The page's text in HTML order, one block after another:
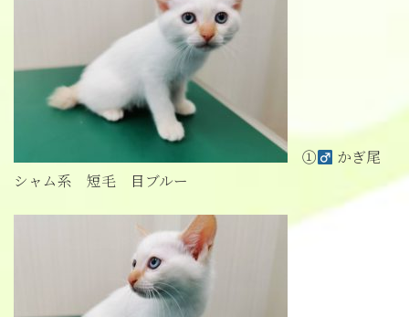
①
かぎ尾
シャム系 短毛 目ブルー